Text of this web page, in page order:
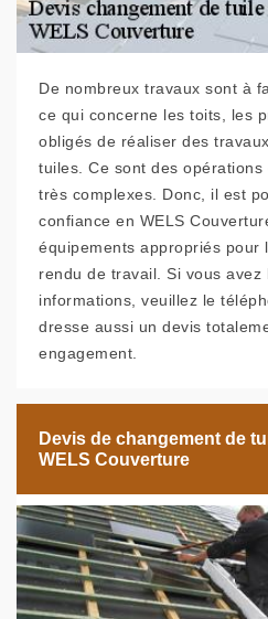
De nombreux travaux sont à
ce qui concerne les toits, les
obligés de réaliser des
tuiles. Ce sont des
très complexes. Donc, il est
confiance en WELS
équipements appropriés pour
rendu de travail. Si vous
informations, veuillez le
dresse aussi un devis
engagement.
Devis de changement de
WELS Couverture